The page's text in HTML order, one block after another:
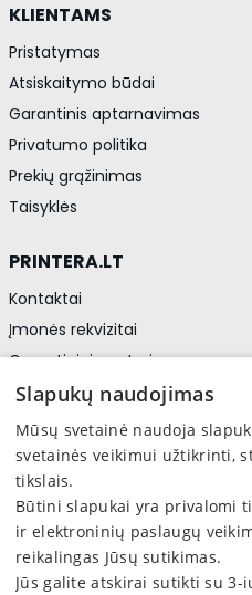
KLIENTAMS
Pristatymas
Atsiskaitymo būdai
Garantinis aptarnavimas
Privatumo politika
Prekių grąžinimas
Taisyklės
PRINTERA.LT
Kontaktai
Įmonės rekvizitai
Garantiniai centrai
Privatumo politika
Asmens duomenų apsauga
Sekite mus
Facebook
Slapukų naudojimas
Mūsų svetainė naudoja
svetainės veikimui užtikrinti,
tikslais.
Būtini slapukai yra privalomi
ir elektroninių paslaugų
reikalingas Jūsų sutikimas.
Jūs galite atskirai sutikti su